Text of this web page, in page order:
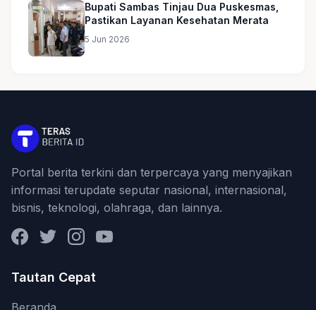
Bupati Sambas Tinjau Dua Puskesmas,
Pastikan Layanan Kesehatan Merata
5 Jun 2026
Portal berita terkini dan terpercaya yang menyajikan
informasi terupdate seputar nasional, internasional,
bisnis, teknologi, olahraga, dan lainnya.
FacebookTwitterInstagramYouTube
Tautan Cepat